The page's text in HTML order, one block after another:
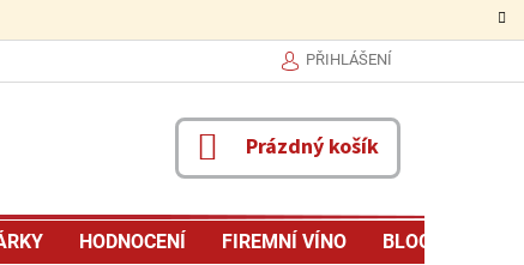
PŘIHLÁŠENÍ
NÁKUPNÍ
KOŠÍK
Prázdný košík
FIREMNÍ VÍNO
HODNOCENÍ BLOG